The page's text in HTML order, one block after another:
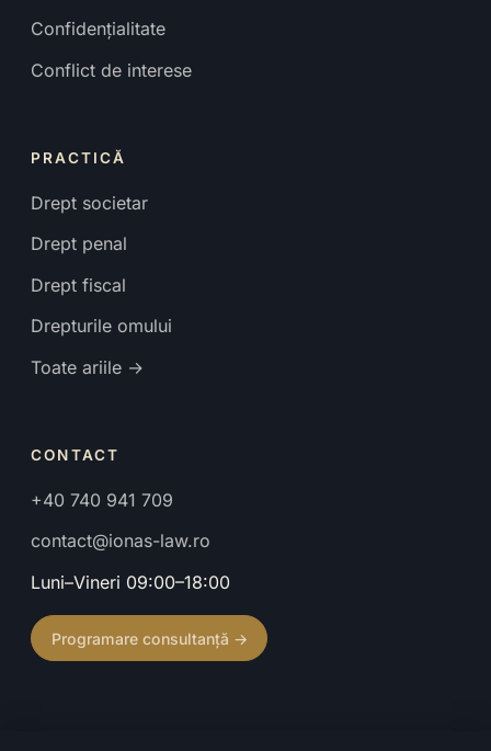
Confidențialitate
Conflict de interese
PRACTICĂ
Drept societar
Drept penal
Drept fiscal
Drepturile omului
Toate ariile →
CONTACT
+40 740 941 709
contact@ionas-law.ro
Luni–Vineri 09:00–18:00
Programare consultanță →